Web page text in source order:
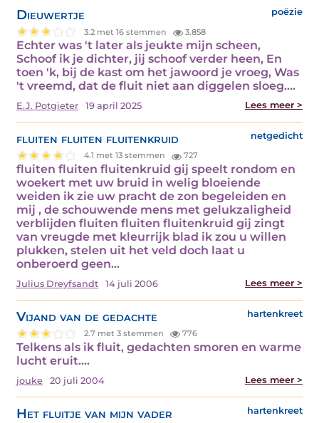
Dieuwertje poëzie
3.2 met 16 stemmen 3.858
Echter was 't later als jeukte mijn scheen,
Schoof ik je dichter, jij schoof verder heen, En
toen 'k, bij de kast om het jawoord je vroeg, Was
't vreemd, dat de fluit niet aan diggelen sloeg.…
E.J. Potgieter 19 april 2025 Lees meer >
fluiten fluiten fluitenkruid netgedicht
4.1 met 13 stemmen 727
fluiten fluiten fluitenkruid gij speelt rondom en
woekert met uw bruid in welig bloeiende
weiden ik zie uw pracht de zon begeleiden en
mij , de schouwende mens met gelukzaligheid
verblijden fluiten fluiten fluitenkruid gij zingt
van vreugde met kleurrijk blad ik zou u willen
plukken, stelen uit het veld doch laat u
onberoerd geen…
Julius Dreyfsandt 14 juli 2006 Lees meer >
Vijand van de gedachte hartenkreet
2.7 met 3 stemmen 776
Telkens als ik fluit, gedachten smoren en warme
lucht eruit.…
jouke 20 juli 2004 Lees meer >
Het fluitje van mijn vader hartenkreet